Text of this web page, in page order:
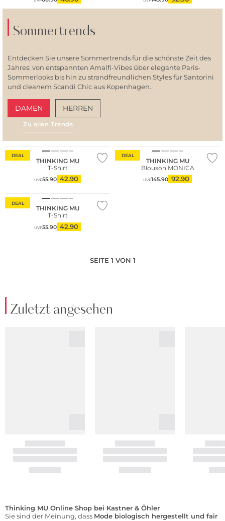
Sommertrends
Entdecken Sie unsere Sommertrends für die schönste Zeit des
Jahres: von entspannten Amalfi-Vibes über elegante Paris-
Sommerlooks bis hin zu strandfreundlichen Styles für Santorini
und cleanem Scandi Chic aus Kopenhagen.
DAMEN HERREN
Zu allen Trends
DEAL
THINKING MU
T-Shirt
UVP55.90 42.90
DEAL
THINKING MU
Blouson MONICA
UVP145.90 92.90
DEAL
THINKING MU
T-Shirt
UVP55.90 42.90
SEITE 1 VON 1
Zuletzt angesehen
Thinking MU Online Shop bei Kastner & Öhler
Sie sind der Meinung, dass Mode biologisch hergestellt und fair